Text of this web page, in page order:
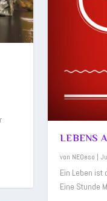
LEBENS
von NEOeso |
Ein Leben ist
Eine Stunde